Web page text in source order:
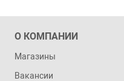
О КОМПАНИИ
Магазины
Вакансии